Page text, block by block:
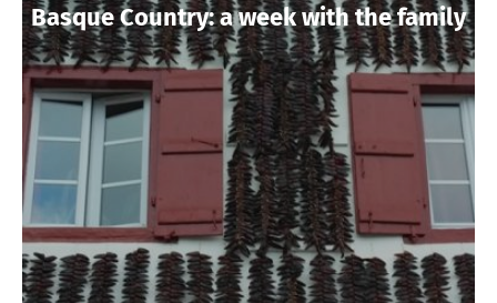
Basque Country: a week with the family